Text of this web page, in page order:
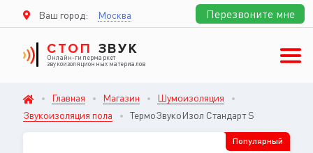
Ваш город: Москва
СТОП ЗВУК
Онлайн-гипермаркет
звукоизоляционных материалов
Перезвоните мне
Главная Магазин
Шумоизоляция
Звукоизоляция пола
ТермоЗвукоИзол Стандарт S
Популярный